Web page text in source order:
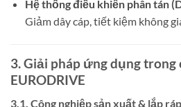
Hệ thống điều khiển phân tán
Giảm dây cáp, tiết kiệm không
3. Giải pháp ứng dụng trong
EURODRIVE
3.1. Công nghiệp sản xuất & lắp ráp